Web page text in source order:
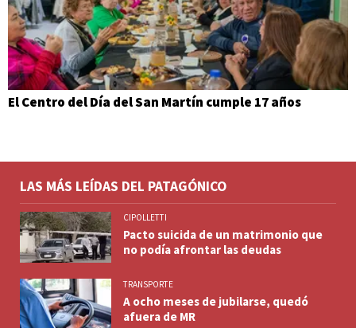
El Centro del Día del San Martín cumple 17 años
LAS MÁS LEÍDAS DEL PATAGÓNICO
CIPOLLETTI
Pacto suicida de un matrimonio que
no podía afrontar las deudas
TRANSPORTE
A ocho meses de jubilarse, quedó
afuera de MR